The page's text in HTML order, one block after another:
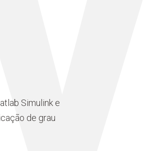
Simulink e
de grau